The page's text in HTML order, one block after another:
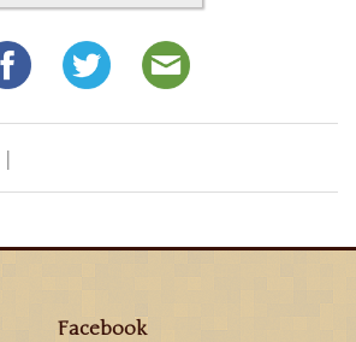
|
Facebook